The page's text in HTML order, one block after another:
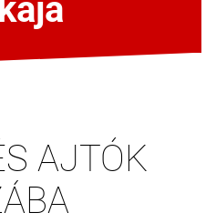
AJTÓK